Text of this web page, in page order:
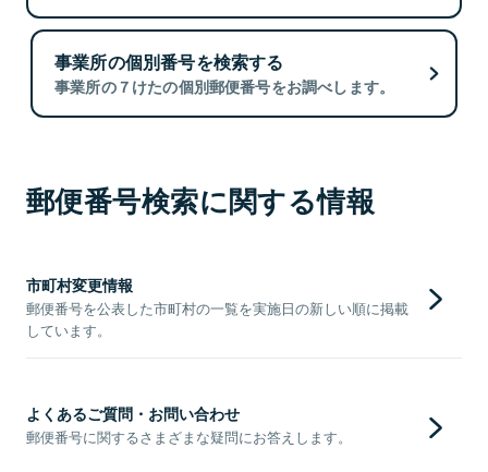
事業所の個別番号を検索する
事業所の７けたの個別郵便番号をお調べします。
郵便番号検索に関する情報
市町村変更情報
郵便番号を公表した市町村の一覧を実施日の新しい順に掲載
しています。
よくあるご質問・お問い合わせ
郵便番号に関するさまざまな疑問にお答えします。